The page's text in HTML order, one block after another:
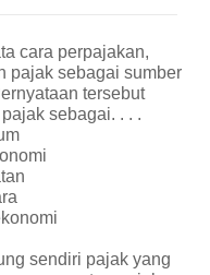
cara perpajakan,
pajak sebagai sumber
tersebut
sebagai. . . .
sendiri pajak yang